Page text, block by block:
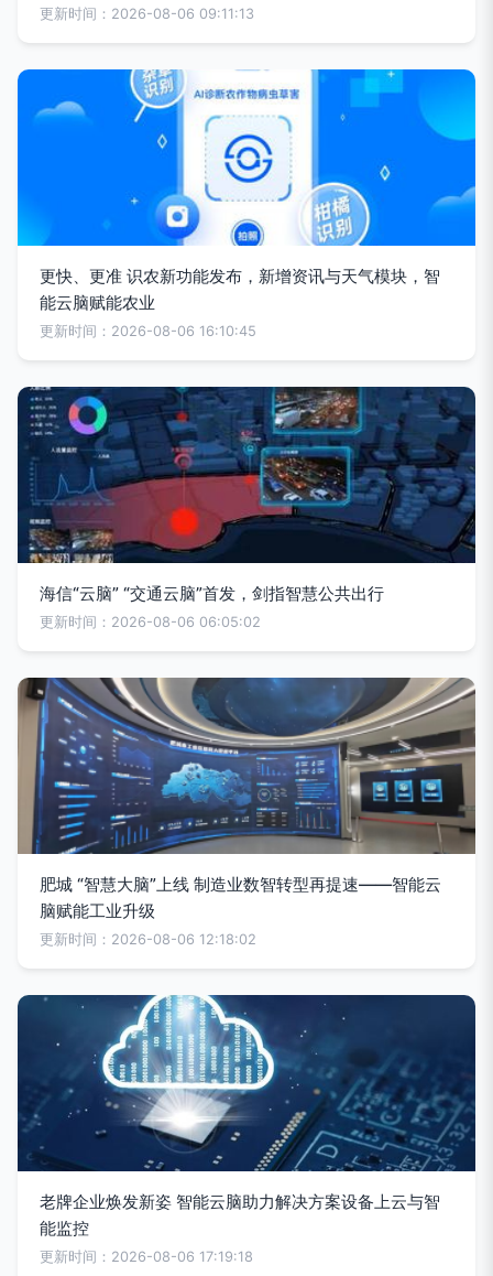
更新时间：2026-08-06 09:11:13
更快、更准 识农新功能发布，新增资讯与天气模块，智
能云脑赋能农业
更新时间：2026-08-06 16:10:45
海信“云脑” “交通云脑”首发，剑指智慧公共出行
更新时间：2026-08-06 06:05:02
肥城 “智慧大脑”上线 制造业数智转型再提速——智能云
脑赋能工业升级
更新时间：2026-08-06 12:18:02
老牌企业焕发新姿 智能云脑助力解决方案设备上云与智
能监控
更新时间：2026-08-06 17:19:18